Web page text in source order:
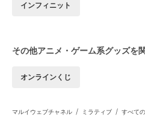
インフィニット
その他アニメ・ゲーム系グッズを
オンラインくじ
マルイウェブチャネル / ミラティブ / すべて